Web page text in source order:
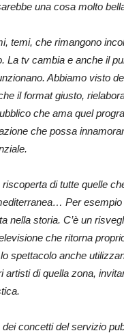
una cosa molto
temi, che rimangono
La tv cambia e anche il
Abbiamo visto
il format giusto,
che ama quel
che possa
di tutte quelle
Per
nella storia. C’è un
che ritorna
lo spettacolo anche
artisti di quella zona,
concetti del servizio